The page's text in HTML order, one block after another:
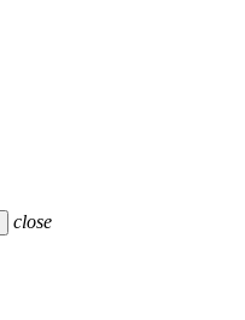
close